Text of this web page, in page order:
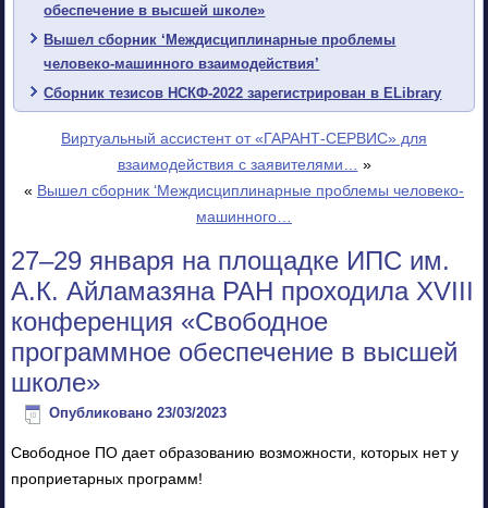
обеспечение в высшей школе»
Вышел сборник ‘Междисциплинарные проблемы
человеко-машинного взаимодействия’
Сборник тезисов НСКФ-2022 зарегистрирован в ELibrary
Виртуальный ассистент от «ГАРАНТ-СЕРВИС» для
взаимодействия с заявителями…
»
« Вышел сборник ‘Междисциплинарные проблемы человеко-
машинного…
27–29 января на площадке ИПС им.
А.К. Айламазяна РАН проходила XVIII
конференция «Свободное
программное обеспечение в высшей
школе»
Опубликовано 23/03/2023
Свободное ПО дает образованию возможности, которых нет у
проприетарных программ!